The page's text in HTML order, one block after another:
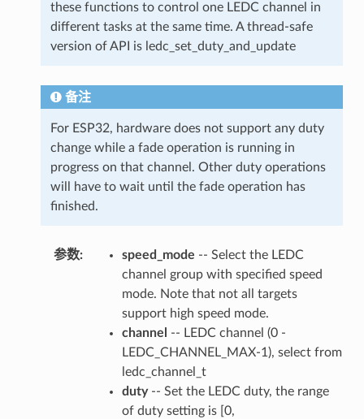
these functions to control one LEDC channel in
different tasks at the same time. A thread-safe
version of API is ledc_set_duty_and_update
备注
For ESP32, hardware does not support any duty
change while a fade operation is running in
progress on that channel. Other duty operations
will have to wait until the fade operation has
finished.
参数: speed_mode -- Select the LEDC
channel group with specified speed
mode. Note that not all targets
support high speed mode.
channel
-- LEDC channel (0 -
LEDC_CHANNEL_MAX-1), select from
ledc_channel_t
duty-- Set the LEDC duty, the range
of duty setting is [0,